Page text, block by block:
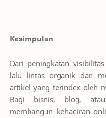
Kesimpulan
Dari peningkatan
lalu lintas organik dan
artikel yang terindex oleh
Bagi bisnis, blog,
membangun kehadiran